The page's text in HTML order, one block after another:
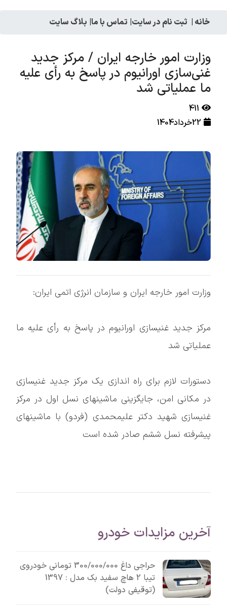
خانه | ثبت نام در سایت| تماس با ما| بلاگ سایت
وزارت امور خارجه ایران / مرکز جدید
غنی‌سازی اورانیوم در پاسخ به رأی علیه
ما عملیاتی شد
411
22خرداد1404
وزارت امور خارجه ایران و سازمان انرژی اتمی ایران:
مرکز جدید غنیسازی اورانیوم در پاسخ به رأی علیه ما
عملیاتی شد
دستورات لازم برای راه اندازی یک مرکز جدید غنیسازی
در مکانی امن، جایگزینی ماشینهای نسل اول در مرکز
غنیسازی شهید دکتر علیمحمدی (فردو) با ماشینهای
پیشرفته نسل ششم صادر شده است
آخرین مزایدات خودرو
حراجی داغ 300/000/000 تومانی خودروی
تیبا 2 هاچ سفید بک مدل : 1397
(توقیفی دولت)